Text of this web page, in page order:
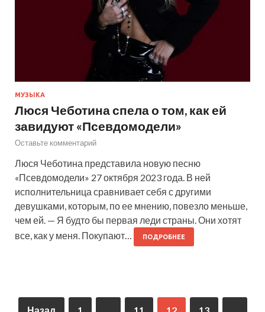
МУЗЫКА
Люся Чеботина спела о том, как ей
завидуют «Псевдомодели»
Оставьте комментарий
Люся Чеботина представила новую песню
«Псевдомодели» 27 октября 2023 года. В ней
исполнительница сравнивает себя с другими
девушками, которым, по ее мнению, повезло меньше,
чем ей. — Я будто бы первая леди страны. Они хотят
все, как у меня. Покупают…
ПОДРОБНЕЕ
Назад 1 11 12 13